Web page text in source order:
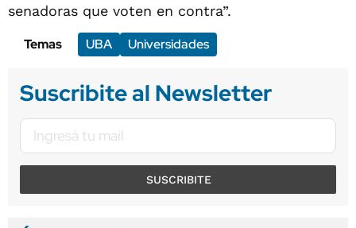
senadoras que voten en contra”.
Temas
UBA Universidades
Suscribite al Newsletter
SUSCRIBITE